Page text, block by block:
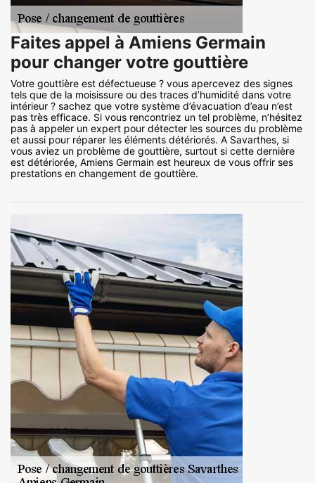
Faites appel à Amiens Germain
pour changer votre gouttière
Votre gouttière est défectueuse ? vous apercevez des signes
tels que de la moisissure ou des traces d’humidité dans votre
intérieur ? sachez que votre système d’évacuation d’eau n’est
pas très efficace. Si vous rencontriez un tel problème, n’hésitez
pas à appeler un expert pour détecter les sources du problème
et aussi pour réparer les éléments détériorés. A Savarthes, si
vous aviez un problème de gouttière, surtout si cette dernière
est détériorée, Amiens Germain est heureux de vous offrir ses
prestations en changement de gouttière.